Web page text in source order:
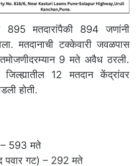
मतदारांपैकी 894 जणांनी
मतदानाची टक्केवारी जवळपास
9 मते अवैध ठरली.
12 मतदान केंद्रांवर
होती.
– 593 मते
पवार गट) – 292 मते